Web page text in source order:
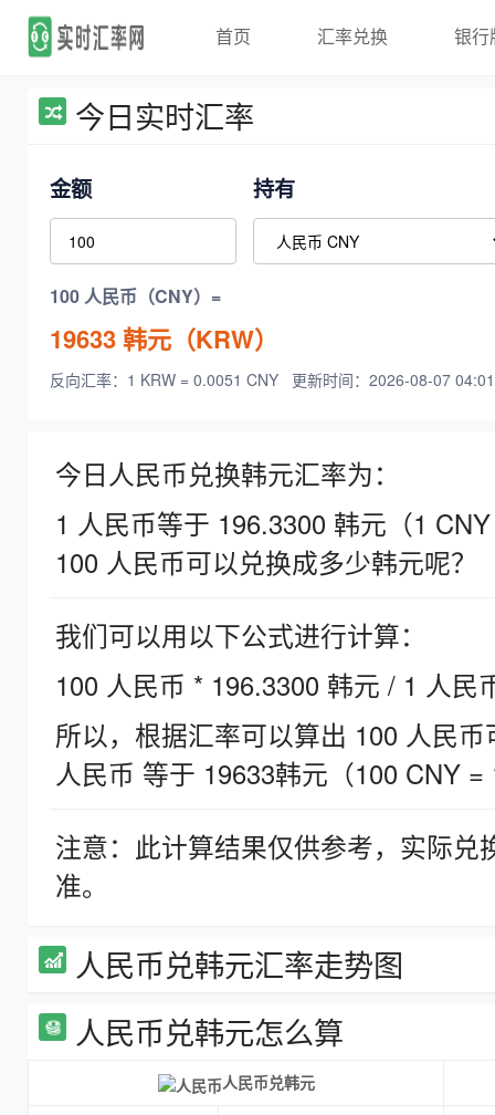
首页 汇率兑换 银行
今日实时汇率
金额 持有
100 人民币（CNY）=
19633韩元（KRW）
反向汇率：1 KRW = 0.0051 CNY 更新时间：2026-08-07
今日人民币兑换韩元汇率为：
1 人民币等于 196.3300 韩元（1
100 人民币可以兑换成多少韩元呢？
我们可以用以下公式进行计算：
100 人民币 * 196.3300 韩元 / 1 人民
所以，根据汇率可以算出 100 人民
人民币 等于 19633韩元（100 CNY =
注意：此计算结果仅供参考，实际
准。
人民币兑韩元汇率走势图
人民币兑韩元怎么算
人民币兑韩元